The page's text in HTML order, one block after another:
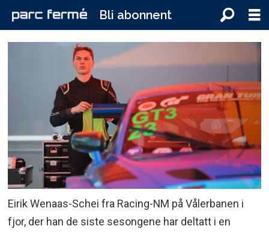
Bli abonnent
Eirik Wenaas-Schei fra Racing-NM på Vålerbanen i
fjor, der han de siste sesongene har deltatt i en